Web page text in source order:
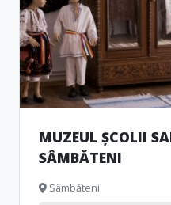
MUZEUL ȘCOLII
SÂMBĂTENI
Sâmbăteni